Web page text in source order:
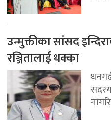
उन्मुक्तीका सांसद
रञ्जितालाई धक्का